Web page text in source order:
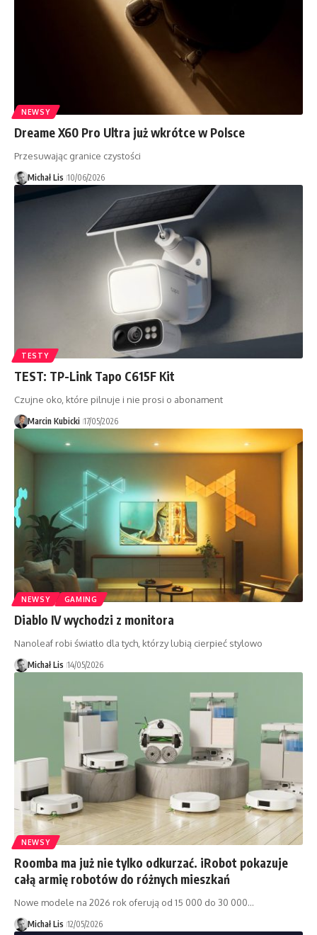
NEWSY
Dreame X60 Pro Ultra już wkrótce w Polsce
Przesuwając granice czystości
Michał Lis 10/06/2026
TESTY
TEST: TP-Link Tapo C615F Kit
Czujne oko, które pilnuje i nie prosi o abonament
Marcin Kubicki 17/05/2026
NEWSY GAMING
Diablo IV wychodzi z monitora
Nanoleaf robi światło dla tych, którzy lubią cierpieć stylowo
Michał Lis 14/05/2026
NEWSY
Roomba ma już nie tylko odkurzać. iRobot pokazuje
całą armię robotów do różnych mieszkań
Nowe modele na 2026 rok oferują od 15 000 do 30 000…
Michał Lis 12/05/2026